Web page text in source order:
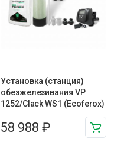
Установка (станция)
обезжелезивания VP
1252/Clack WS1 (Ecoferox)
58 988 ₽